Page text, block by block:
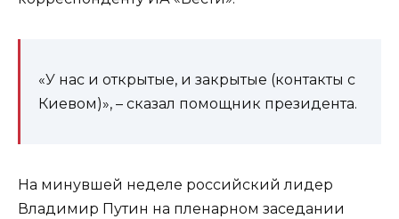
«У нас и открытые, и закрытые (контакты с
Киевом)», – сказал помощник президента.
На минувшей неделе российский лидер
Владимир Путин на пленарном заседании